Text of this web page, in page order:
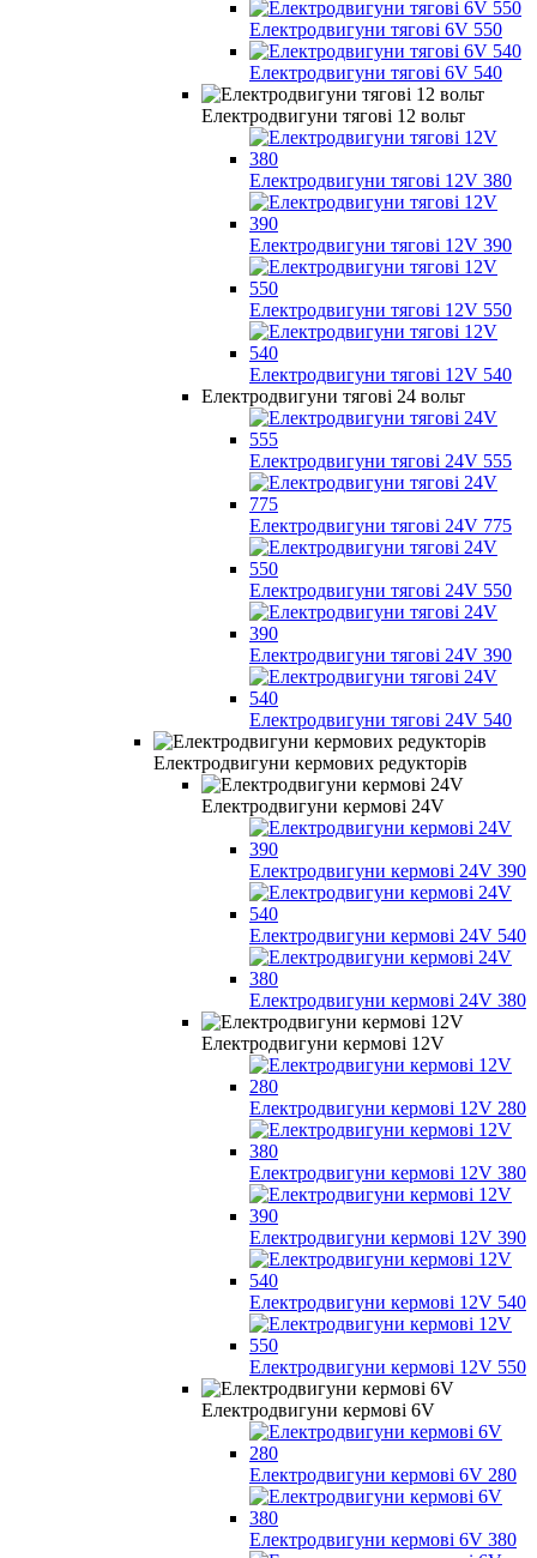
Електродвигуни тягові 6V 550
Електродвигуни тягові 6V 540
Електродвигуни тягові 12 вольт
Електродвигуни тягові 12V 380
Електродвигуни тягові 12V 390
Електродвигуни тягові 12V 550
Електродвигуни тягові 12V 540
Електродвигуни тягові 24 вольт
Електродвигуни тягові 24V 555
Електродвигуни тягові 24V 775
Електродвигуни тягові 24V 550
Електродвигуни тягові 24V 390
Електродвигуни тягові 24V 540
Електродвигуни кермових редукторів
Електродвигуни кермові 24V
Електродвигуни кермові 24V 390
Електродвигуни кермові 24V 540
Електродвигуни кермові 24V 380
Електродвигуни кермові 12V
Електродвигуни кермові 12V 280
Електродвигуни кермові 12V 380
Електродвигуни кермові 12V 390
Електродвигуни кермові 12V 540
Електродвигуни кермові 12V 550
Електродвигуни кермові 6V
Електродвигуни кермові 6V 280
Електродвигуни кермові 6V 380